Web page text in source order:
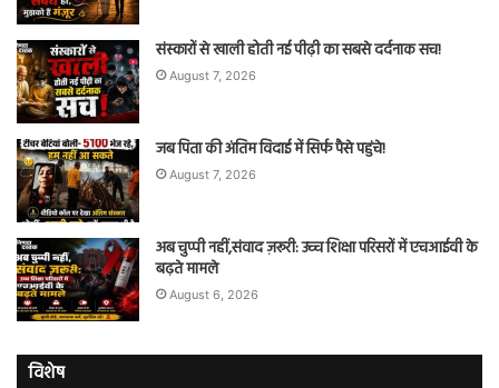
संस्कारों से खाली होती नई पीढ़ी का सबसे दर्दनाक सच!
August 7, 2026
जब पिता की अंतिम विदाई में सिर्फ पैसे पहुंचे!
August 7, 2026
अब चुप्पी नहीं,संवाद ज़रूरी: उच्च शिक्षा परिसरों में एचआईवी के
बढ़ते मामले
August 6, 2026
विशेष